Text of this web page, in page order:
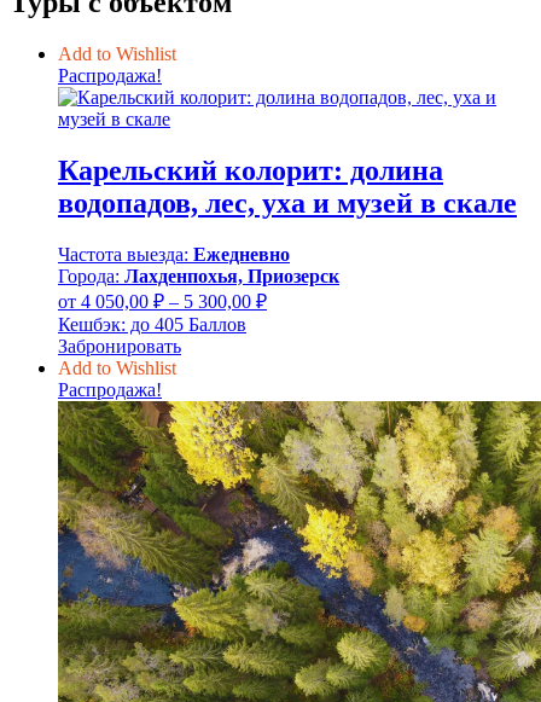
Add to Wishlist
Распродажа!
Карельский колорит: долина
водопадов, лес, уха и музей в скале
Частота выезда: Ежедневно
Города: Лахденпохья, Приозерск
от 4 050,00 ₽ – 5 300,00 ₽Диапазон
5
300,00 ₽
Кешбэк: до 405 Баллов
Забронировать
Add to Wishlist
Распродажа!